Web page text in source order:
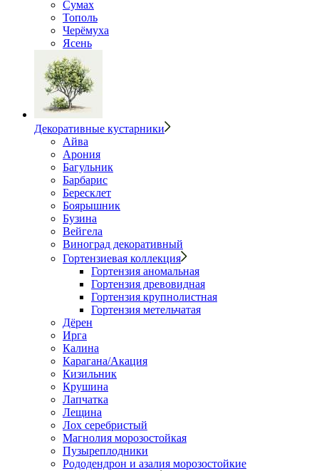
Сумах
Тополь
Черёмуха
Ясень
Декоративные кустарники
Айва
Арония
Багульник
Барбарис
Бересклет
Боярышник
Бузина
Вейгела
Виноград декоративный
Гортензиевая коллекция
Гортензия аномальная
Гортензия древовидная
Гортензия крупнолистная
Гортензия метельчатая
Дёрен
Ирга
Калина
Карагана/Акация
Кизильник
Крушина
Лапчатка
Лещина
Лох серебристый
Магнолия морозостойкая
Пузыреплодники
Рододендрон и азалия морозостойкие